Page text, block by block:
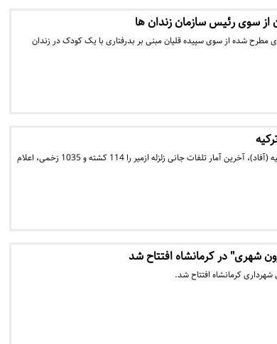
از سوی رئیس سازمان زندان ها
مطرح شده از سوی سپیده قلیان مبنی بر بدرفتاری با یک‌ کودک در زندان
سازمان مقابله با بلایای طبیعی ترکیه (آفاد)، آخرین آمار تلفات جانی زلزله ازمیر را 114 کشته و 1035 زخمی، اعلام
شهری" در کرمانشاه افتتاح شد
کرمانشاه افتتاح شد.